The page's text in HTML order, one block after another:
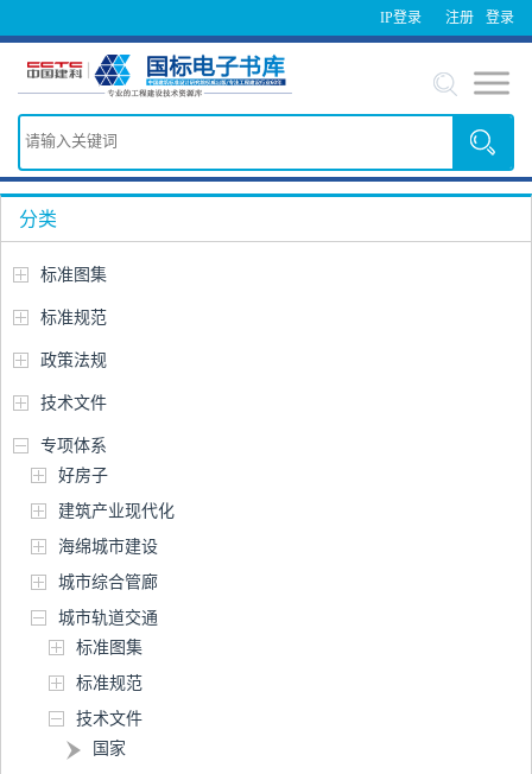
IP登录 登录
注册
分类
标准图集
标准规范
政策法规
技术文件
专项体系
好房子
建筑产业现代化
海绵城市建设
城市综合管廊
城市轨道交通
标准图集
标准规范
技术文件
国家